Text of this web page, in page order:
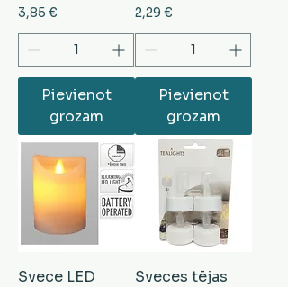
Cena
3,85 €
Pievienot
grozam
Cena
2,29 €
Pievienot
grozam
Svece LED
Sveces tējas